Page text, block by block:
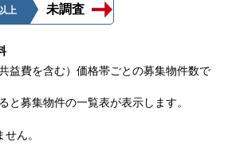
上 未調査
益費を含む）価格帯ごとの募集物件数で
と募集物件の一覧表が表示します。
ん。